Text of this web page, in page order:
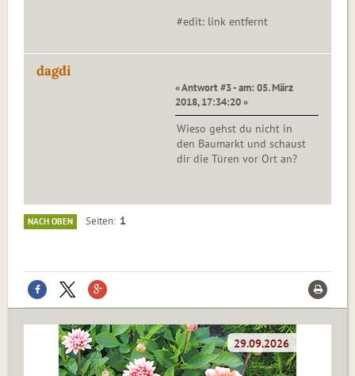
#edit: link entfernt
dagdi
« Antwort #3 - am: 05. März
2018, 17:34:20 »
Wieso gehst du nicht in
den Baumarkt und schaust
dir die Türen vor Ort an?
NACH OBEN Seiten 1